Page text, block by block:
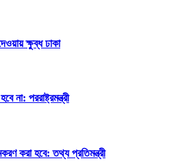
ক্ষুব্ধ ঢাকা
না: পররাষ্ট্রমন্ত্রী
করা হবে: তথ্য প্রতিমন্ত্রী